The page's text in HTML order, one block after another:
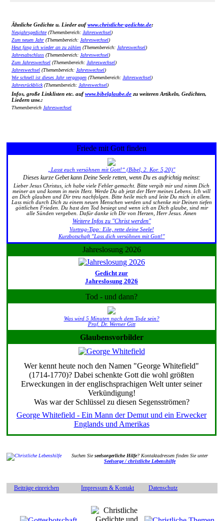
Ähnliche Gedichte u. Lieder aufwww.christliche-gedichte.de:
Neujahrsgedichte(Themenbereich: Jahreswechsel)
Zum neuen Jahr (Themenbereich: Jahreswechsel)
Heut fang ich wieder an zu zählen (Themenbereich: Jahreswechsel)
Jahresabschluss (Themenbereich: Jahreswechsel)
Zum Jahreswechsel (Themenbereich: Jahreswechsel)
Jahreswechsel (Themenbereich: Jahreswechsel)
Wie schnell ist dieses Jahr vergangen (Themenbereich: Jahreswechsel)
Jahresrückblick(Themenbereich: Jahreswechsel)
Infos, große Linklisten etc. aufwww.bibelglaube.de zu weiteren Artikeln, Gedichten,
Liedern usw.:
Themenbereich Jahreswechsel
Friede mit Gott finden
„Lasst euch versöhnen mit Gott!“ (Bibel, 2. Kor. 5,20)"
Dieses kurze Gebet kann Deine Seele retten, wenn Du es aufrichtig meinst:
Lieber Jesus Christus, ich habe viele Fehler gemacht. Bitte vergib mir und nimm Dich
meiner an und komm in mein Herz. Werde Du ab jetzt der Herr meines Lebens. Ich will
an Dich glauben und Dir treu nachfolgen. Bitte heile mich und leite Du mich in allem.
Lass mich durch Dich zu einem neuen Menschen werden und schenke mir Deinen tiefen
göttlichen Frieden. Du hast den Tod besiegt und wenn ich an Dich glaube, sind mir
alle Sünden vergeben. Dafür danke ich Dir von Herzen, Herr Jesus. Amen
Weitere Infos zu "Christ werden"
Vortrag-Tipp: Eile, rette deine Seele!
Kurzbotschaft "Lass dich versöhnen mit Gott!"
Jahreslosung 2026
Gedicht zur
Jahreslosung 2026
Tod - und dann?
Was wird 5 Minuten nach dem Tode sein?
Prof. Dr. Werner Gitt
Glaubensvorbilder
Wer kennt heute noch den Namen "George Whitefield"
(1714-1770)? Dabei schenkte Gott die wohl größten
Erweckungen in der englischsprachigen Welt unter seiner
Verkündigung!
Was war der Schlüssel zu diesen Segensströmen?
George Whitefield - Ein Mann der Demut und ein Erwecker
Englands und Amerikas
Suchen Sieseelsorgerliche Hilfe? Kontaktadressen finden Sie unter
Seelsorge / christliche Lebenshilfe
Beiträge einreichen Impressum & Kontakt Datenschutz